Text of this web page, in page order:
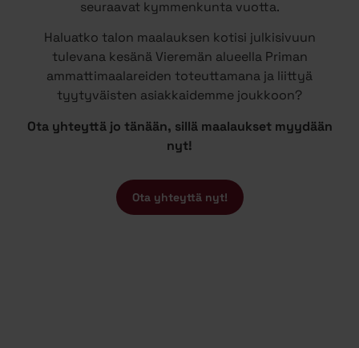
seuraavat kymmenkunta vuotta.
Haluatko talon maalauksen kotisi julkisivuun
tulevana kesänä Vieremän alueella Priman
ammattimaalareiden toteuttamana ja liittyä
tyytyväisten asiakkaidemme joukkoon?
Ota yhteyttä jo tänään, sillä maalaukset myydään
nyt!
Ota yhteyttä nyt!